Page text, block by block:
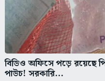
বিডিও অফিসে পড়ে রয়েছে
পাউচ! সরকারি...